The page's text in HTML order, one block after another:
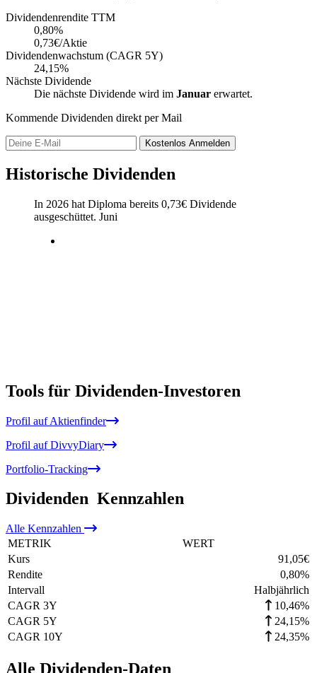
Dividendenrendite TTM
0,80%
0,73€/Aktie
Dividendenwachstum (CAGR 5Y)
24,15%
Nächste Dividende
Die nächste Dividende wird im Januar erwartet.
Kommende Dividenden direkt per Mail
Kostenlos Anmelden
Historische Dividenden
In 2026 hat Diploma bereits 0,73€ Dividende
ausgeschüttet. Juni
Tools für Dividenden-Investoren
Profil auf Aktienfinder
Profil auf DivvyDiary
Portfolio-Tracking
Dividenden Kennzahlen
Alle Kennzahlen
METRIK
WERT
Kurs
91,05€
Rendite
0,80%
Intervall
Halbjährlich
CAGR 3Y
10,46%
CAGR 5Y
24,15%
CAGR 10Y
24,35%
Alle Dividenden-Daten